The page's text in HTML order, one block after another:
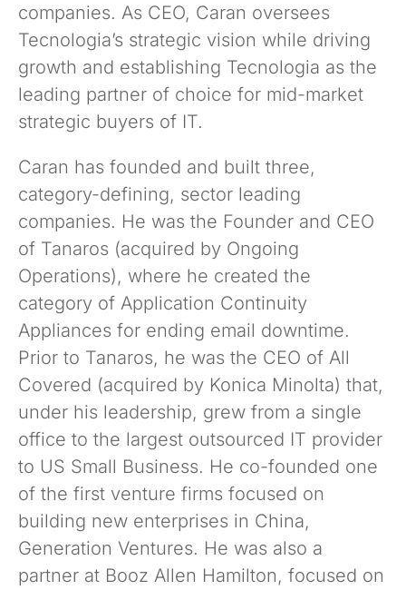
companies. As CEO, Caran oversees
Tecnologia’s strategic vision while driving
growth and establishing Tecnologia as the
leading partner of choice for mid-market
strategic buyers of IT.
Caran has founded and built three,
category-defining, sector leading
companies. He was the Founder and CEO
of Tanaros (acquired by Ongoing
Operations), where he created the
category of Application Continuity
Appliances for ending email downtime.
Prior to Tanaros, he was the CEO of All
Covered (acquired by Konica Minolta) that,
under his leadership, grew from a single
office to the largest outsourced IT provider
to US Small Business. He co-founded one
of the first venture firms focused on
building new enterprises in China,
Generation Ventures. He was also a
partner at Booz Allen Hamilton, focused on